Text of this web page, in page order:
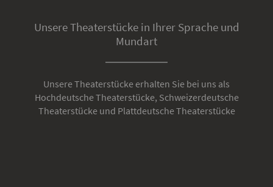
Unsere Theaterstücke in Ihrer Sprache und
Mundart
Unsere Theaterstücke erhalten Sie bei uns als
Hochdeutsche Theaterstücke, Schweizerdeutsche
Theaterstücke und Plattdeutsche Theaterstücke